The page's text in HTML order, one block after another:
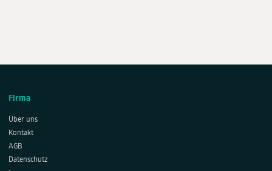
Firma
Über uns
Kontakt
AGB
Datenschutz